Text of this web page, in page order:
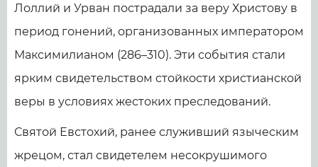
Лоллий и Урван пострадали за веру Христову в
период гонений, организованных императором
Максимилианом (286–310). Эти события стали
ярким свидетельством стойкости христианской
веры в условиях жестоких преследований.
Святой Евстохий, ранее служивший языческим
жрецом, стал свидетелем несокрушимого